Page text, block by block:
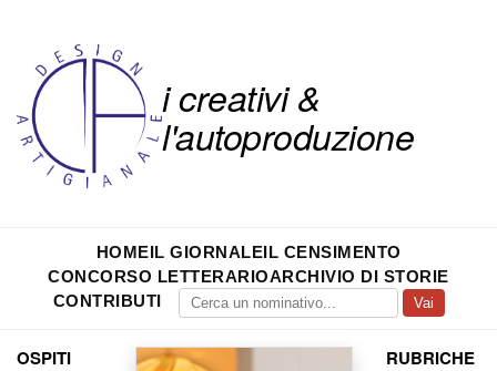
i creativi &
l'autoproduzione
HOMEIL GIORNALEIL CENSIMENTO
CONCORSO LETTERARIOARCHIVIO DI STORIE
CONTRIBUTI
Vai
OSPITI RUBRICHE